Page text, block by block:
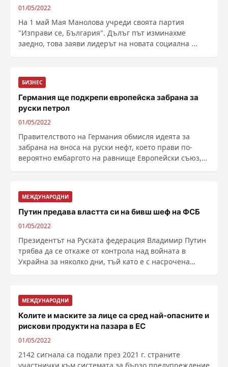
01/05/2022
На 1 май Мая Манолова учреди своята партия
"Изправи се, България". Дълъг път изминахме
заедно, това заяви лидерът на новата социална ...
БИЗНЕС
Германия ще подкрепи европейска забрана за
руски петрол
01/05/2022
Правителството на Германия обмисля идеята за
забрана на вноса на руски нефт, което прави по-
вероятно ембаргото на равнище Европейски съюз,
МЕЖДУНАРОДНИ
Путин предава властта си на бивш шеф на ФСБ
01/05/2022
Президентът на Руската федерация Владимир Путин
трябва да се откаже от контрола над войната в
Украйна за няколко дни, тъй като е с насрочена
МЕЖДУНАРОДНИ
Колите и маските за лице са сред най-опасните и
рискови продукти на пазара в ЕС
01/05/2022
2142 сигнала са подали през 2021 г. страните